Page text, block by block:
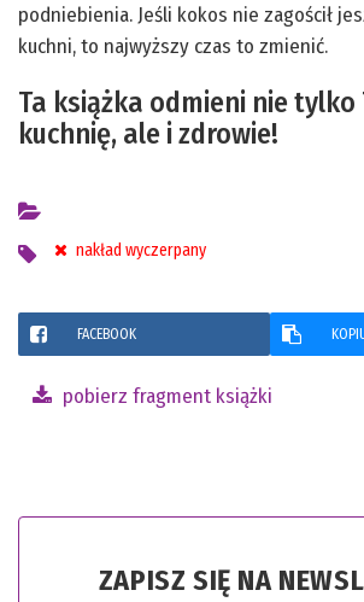
podniebienia. Jeśli kokos nie zagościł
kuchni, to najwyższy czas to zmienić.
Ta książka odmieni nie tylko
kuchnię, ale i zdrowie!
nakład wyczerpany
FACEBOOK
pobierz fragment książki
ZAPISZ SIĘ NA